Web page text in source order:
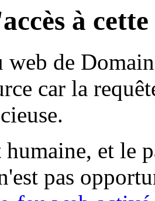
à
web de
car la
et le
pas